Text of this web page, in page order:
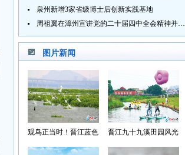
泉州新增3家省级博士后创新实践基地
周祖翼在漳州宣讲党的二十届四中全会精神并调研
图片新闻
观鸟正当时！晋江蓝色
晋江九十九溪田园风光